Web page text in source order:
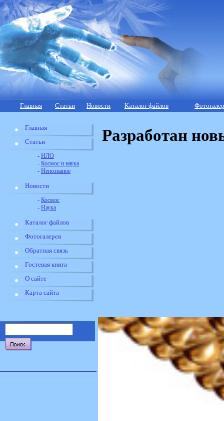
Главная Статьи Новости Каталог файлов
Главная
Статьи
- НЛО
- Космос и наука
- Непознаное
Новости
- Космос
- Наука
Каталог файлов
Фотогалерея
Обратная связь
Гостевая книга
О сайте
Карта сайта
Разработан